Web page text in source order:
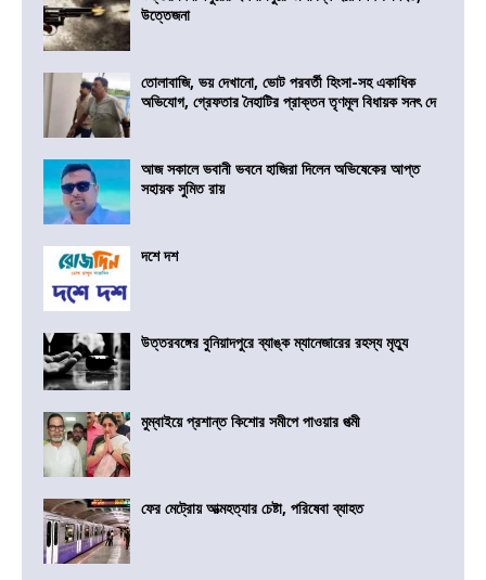
উত্তেজনা
তোলাবাজি, ভয় দেখানো, ভোট পরবর্তী হিংসা-সহ একাধিক
অভিযোগ, গ্রেফতার নৈহাটির প্রাক্তন তৃণমূল বিধায়ক সনৎ দে
আজ সকালে ভবানী ভবনে হাজিরা দিলেন অভিষেকের আপ্ত
সহায়ক সুমিত রায়
দশে দশ
উত্তরবঙ্গের বুনিয়াদপুরে ব্যাঙ্ক ম্যানেজারের রহস্য মৃত্যু
মুম্বাইয়ে প্রশান্ত কিশোর সমীপে পাওয়ার পত্মী
ফের মেট্রোয় আত্মহত্যার চেষ্টা, পরিষেবা ব্যাহত